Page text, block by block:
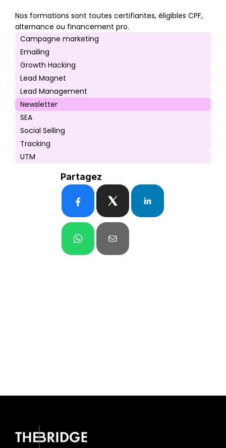
Nos formations sont toutes certifiantes, éligibles CPF,
alternance ou financement pro.
Campagne marketing
Emailing
Growth Hacking
Lead Magnet
Lead Management
Newsletter
SEA
Social Selling
Tracking
UTM
Partagez